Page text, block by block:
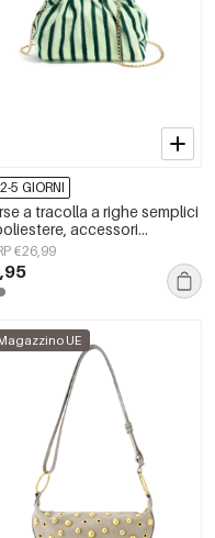
2-5 GIORNI
a tracolla a righe semplici
accessori
€26,99
UE